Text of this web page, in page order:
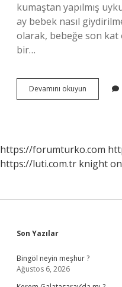
kumaştan yapılmış
ay bebek nasıl
olarak, bebeğe son kat
bir…
Devamını okuyun
Aylık
https://forumturko.com
https://luti.com.tr knight
Sidebar
Son Yazılar
Bingöl neyin meşhur ?
Ağustos 6, 2026